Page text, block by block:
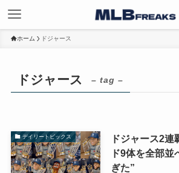
ホーム ドジャース
ドジャース – tag –
デイリートピックス
ドジャース2連
ド9体を全部並
ぎた”